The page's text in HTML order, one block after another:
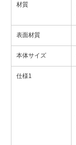
材質
表面材質
本体サイズ
仕様1